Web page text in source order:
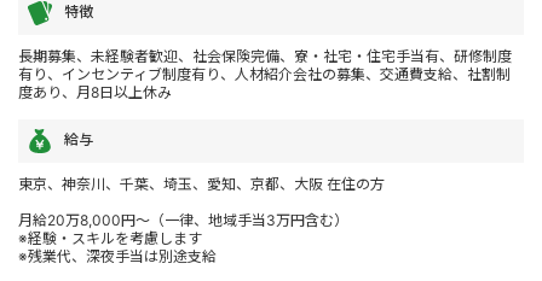
特徴
長期募集、未経験者歓迎、社会保険完備、寮・社宅・住宅手当有、研修制度
有り、インセンティブ制度有り、人材紹介会社の募集、交通費支給、社割制
度あり、月8日以上休み
給与
東京、神奈川、千葉、埼玉、愛知、京都、大阪 在住の方
月給20万8,000円～（一律、地域手当3万円含む）
※経験・スキルを考慮します
※残業代、深夜手当は別途支給